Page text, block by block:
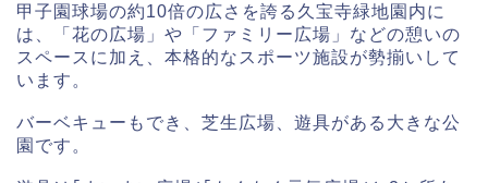
甲子園球場の約10倍の広さを誇る久宝寺緑地園内に
は、「花の広場」や「ファミリー広場」などの憩いの
スペースに加え、本格的なスポーツ施設が勢揃いして
います。
バーベキューもでき、芝生広場、遊具がある大きな公
園です。